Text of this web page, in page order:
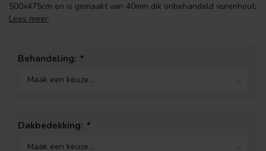
500x475cm en is gemaakt van 40mm dik onbehandeld vurenhout.
Lees meer.
Behandeling: *
Dakbedekking: *